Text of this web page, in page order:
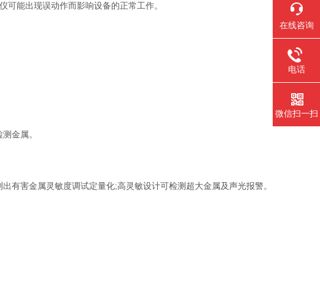
能出现误动作而影响设备的正常工作。
金属。
害金属灵敏度调试定量化;高灵敏设计可检测超大金属及声光报警。
在线咨询
电话
微信扫一扫